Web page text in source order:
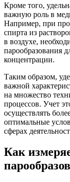
Кроме того,
важную роль в
Например, при
спирта из
в воздухе,
парообразования
концентрации.
Таким образом,
важной
на множество
процессов. Учет
осуществлять
оптимальные
сферах
Как